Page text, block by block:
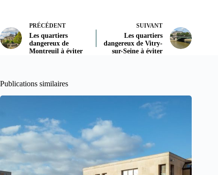
PRÉCÉDENT
Les quartiers
dangereux de
Montreuil à éviter
SUIVANT
Les quartiers
dangereux de Vitry-
sur-Seine à éviter
Publications similaires